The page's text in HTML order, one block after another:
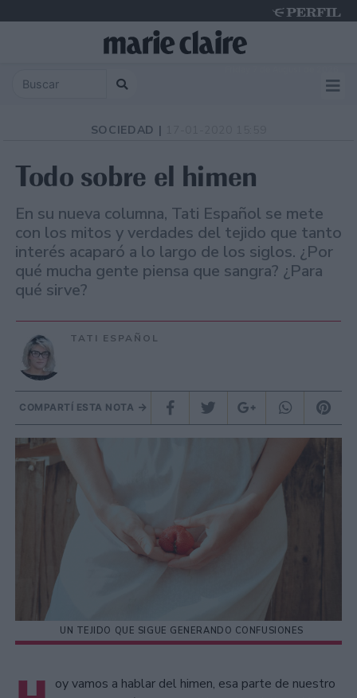
SOCIEDAD |
Todo sobre el himen
En su nueva columna, Tati Español se mete
con los mitos y verdades del tejido que tanto
interés acaparó a lo largo de los siglos. ¿Por
qué mucha gente piensa que sangra? ¿Para
qué sirve?
TATI ESPAÑOL
COMPARTÍ ESTA NOTA
UN TEJIDO QUE SIGUE GENERANDO CONFUSIONES
oy vamos a hablar del himen, esa parte de nuestro